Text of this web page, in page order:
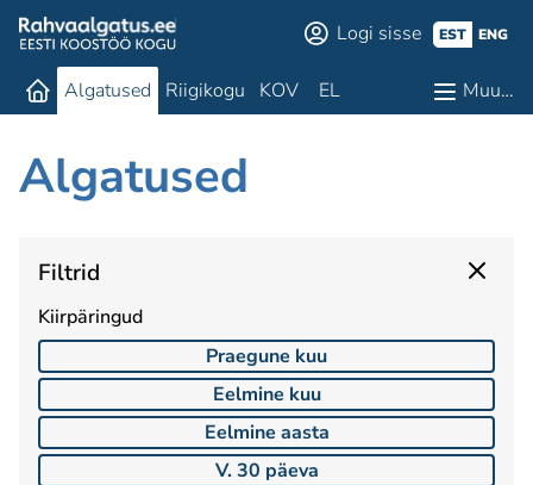
Logi sisse EST ENG
Algatused Riigikogu KOV EL Muu…
Algatused
Filtrid
Kiirpäringud
Praegune kuu
Eelmine kuu
Eelmine aasta
V. 30 päeva